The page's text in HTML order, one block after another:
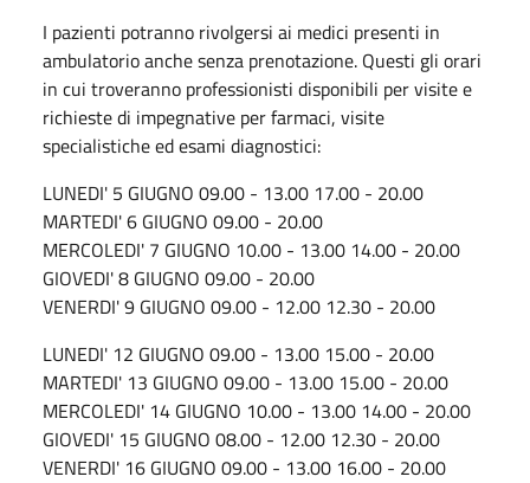
I pazienti potranno rivolgersi ai medici presenti in
ambulatorio anche senza prenotazione. Questi gli orari
in cui troveranno professionisti disponibili per visite e
richieste di impegnative per farmaci, visite
specialistiche ed esami diagnostici:
LUNEDI' 5 GIUGNO 09.00 - 13.00 17.00 - 20.00
MARTEDI'6 GIUGNO 09.00 - 20.00
MERCOLEDI' 7 GIUGNO 10.00 - 13.00 14.00 - 20.00
GIOVEDI'8 GIUGNO 09.00 - 20.00
VENERDI'9 GIUGNO 09.00 - 12.00 12.30 - 20.00
LUNEDI' 12 GIUGNO 09.00 - 13.00 15.00 - 20.00
MARTEDI' 13 GIUGNO 09.00 - 13.00 15.00 - 20.00
MERCOLEDI' 14 GIUGNO 10.00 - 13.00 14.00 - 20.00
GIOVEDI' 15 GIUGNO 08.00 - 12.00 12.30 - 20.00
VENERDI' 16 GIUGNO 09.00 - 13.00 16.00 - 20.00